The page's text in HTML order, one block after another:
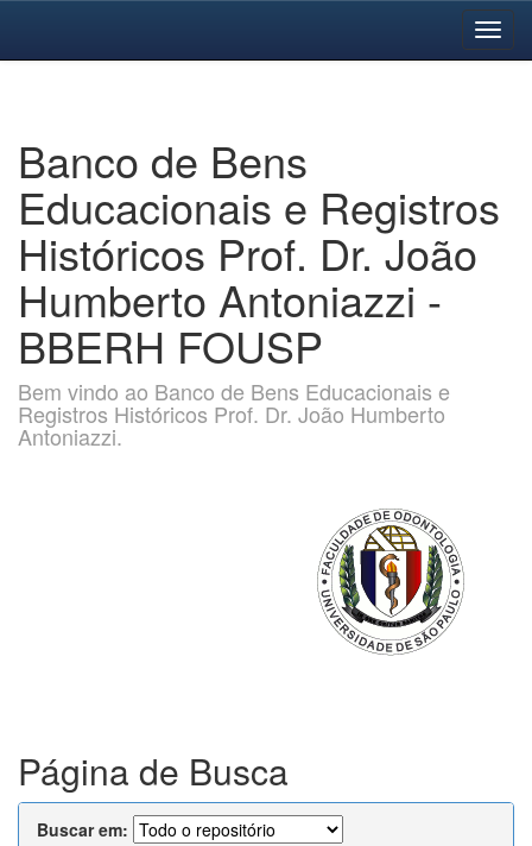
Banco de Bens
Educacionais e Registros
Históricos Prof. Dr. João
Humberto Antoniazzi -
BBERH FOUSP
Bem vindo ao Banco de Bens Educacionais e
Registros Históricos Prof. Dr. João Humberto
Antoniazzi.
Página de Busca
Buscar em: